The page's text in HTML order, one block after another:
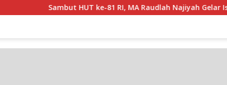
HUT ke-81 RI, MA Raudlah Najiyah Gelar Istighotsah dan